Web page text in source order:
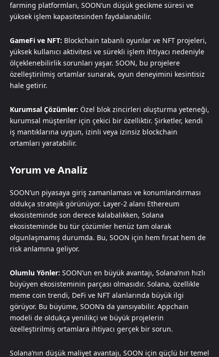
farming platformları, SOON’un düşük gecikme süresi ve
yüksek işlem kapasitesinden faydalanabilir.
GameFi ve NFT: Blockchain tabanlı oyunlar ve NFT projeleri,
yüksek kullanıcı aktivitesi ve sürekli işlem ihtiyacı nedeniyle
ölçeklenebilirlik sorunları yaşar. SOON, bu projelere
özelleştirilmiş ortamlar sunarak, oyun deneyimini kesintisiz
hale getirir.
Kurumsal Çözümler: Özel blok zincirleri oluşturma yeteneği,
kurumsal müşteriler için çekici bir özelliktir. Şirketler, kendi
iş mantıklarına uygun, izinli veya izinsiz blockchain
ortamları yaratabilir.
Yorum ve Analiz
SOON’un piyasaya giriş zamanlaması ve konumlandırması
oldukça stratejik görünüyor. Layer-2 alanı Ethereum
ekosisteminde son derece kalabalıkken, Solana
ekosisteminde bu tür çözümler henüz tam olarak
olgunlaşmamış durumda. Bu, SOON için hem fırsat hem de
risk anlamına geliyor.
Olumlu Yönler: SOON’un en büyük avantajı, Solana’nın hızlı
büyüyen ekosisteminin parçası olmasıdır. Solana, özellikle
meme coin trendi, DeFi ve NFT alanlarında büyük ilgi
görüyor. Bu büyüme, SOON’a da yansıyabilir. Appchain
modeli de oldukça yenilikçi ve büyük projelerin
özelleştirilmiş ortamlara ihtiyacı gerçek bir sorun.
Solana’nın düşük maliyet avantajı, SOON için güçlü bir temel